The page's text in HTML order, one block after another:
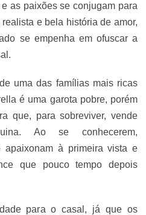
as paixões se conjugam para
e bela história de amor,
se empenha em ofuscar a
uma das famílias mais ricas
é uma garota pobre, porém
que, para sobreviver, vende
Ao se conhecerem,
apaixonam à primeira vista e
que pouco tempo depois
para o casal, já que os